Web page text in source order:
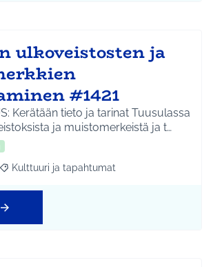
ulkoveistosten ja
#1421
Kerätään tieto ja tarinat Tuusulassa
ja muistomerkeistä ja t…
mukaan: Koko Tuusula
Rajaa tulokset teeman mukaan: Kulttuuri ja
Kulttuuri ja tapahtumat